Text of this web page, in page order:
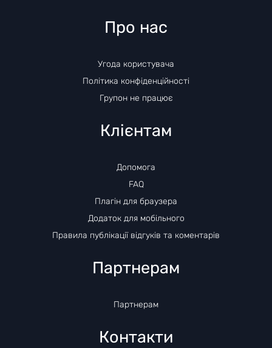
Про нас
Угода користувача
Політика конфіденційності
Групон не працює
Клієнтам
Допомога
FAQ
Плагін для браузера
Додаток для мобільного
Правила публікації відгуків та коментарів
Партнерам
Партнерам
Контакти